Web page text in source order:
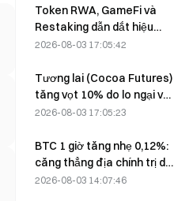
có nguy cơ bị ảnh hưởng
tới 27% thị phần
Token RWA, GameFi và
Restaking dẫn dắt hiệu
suất thị trường trong
2026-08-03 17:05:42
Tương lai (Cocoa Futures)
tăng vọt 10% do lo ngại về
Cung, hướng tới mức 6.000
2026-08-03 17:05:23
BTC 1 giờ tăng nhẹ 0,12%:
căng thẳng địa chính trị dịu
lại và tâm lý vĩ mô đồng
2026-08-03 14:07:46